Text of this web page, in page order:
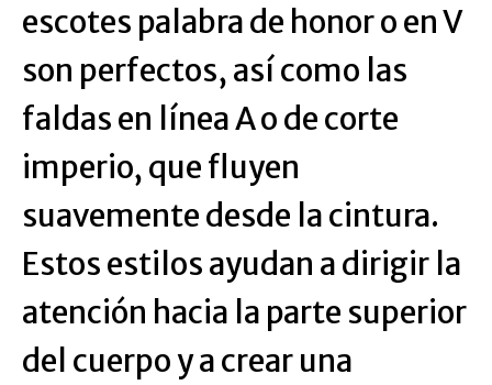
escotes palabra de honor o en V
son perfectos, así como las
faldas en línea A o de corte
imperio, que fluyen
suavemente desde la cintura.
Estos estilos ayudan a dirigir la
atención hacia la parte superior
del cuerpo y a crear una